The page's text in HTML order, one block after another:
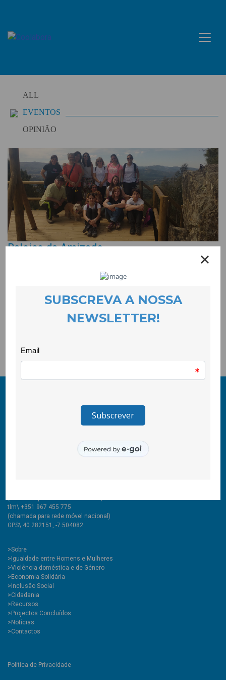
content
ALL
EVENTOS
OPINIÃO
Baloiço da Amizade
Maio foi um mês com movimento! Fizemos um encontro-
caminhada que juntou a equipa e cooperadores/as serra
© 2011-2026 COOLABORA CRL
Todos os direitos reservados
CooLabora, CRL — Intervenção Social
Rua Comendador Marcelino, 53
tlm\ +351 967 455 775
(chamada para rede móvel nacional)
GPS\ 40.282151, -7.504082
>Sobre
>Igualdade entre Homens e Mulheres
>Violência doméstica e de Género
>Economia Solidária
>Inclusão Social
>Cidadania
>Recursos
>Projectos Concluídos
>Notícias
>Contactos
Política de Privacidade